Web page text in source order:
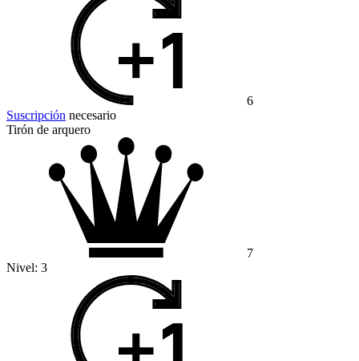
6
Suscripción necesario
Tirón de arquero
7
Nivel: 3